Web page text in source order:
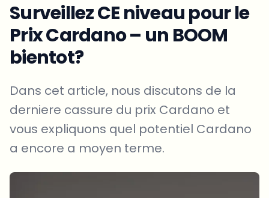
Surveillez CE niveau pour le
Prix Cardano – un BOOM
bientot?
Dans cet article, nous discutons de la
derniere cassure du prix Cardano et
vous expliquons quel potentiel Cardano
a encore a moyen terme.